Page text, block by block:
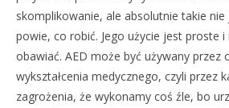
skomplikowanie, ale absolutnie takie
powie, co robić. Jego użycie jest proste i
obawiać. AED może być używany przez
wykształcenia medycznego, czyli przez
zagrożenia, że wykonamy coś źle, bo